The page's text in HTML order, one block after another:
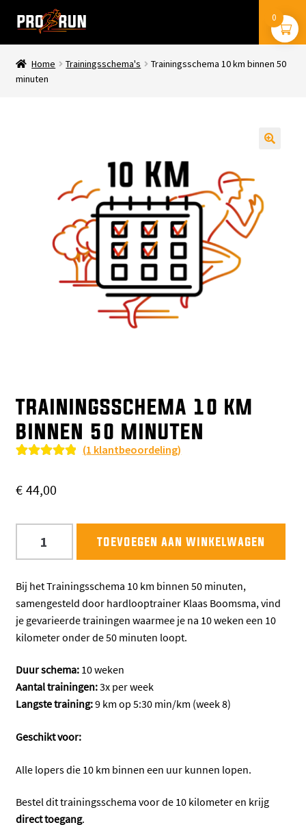
door
naar
navigatie
naar
de
inhoud
Menu
stryd
boeken
mijn account
Home Trainingsschema's
Trainingsschema 10 km binnen 50
minuten
TRAININGSSCHEMA 10 KM
BINNEN 50 MINUTEN
gebaseerd op
(1 klantbeoordeling)
€ 44,00
binnen
50
minuten
aantal
toevoegen aan winkelwagen
Bij het Trainingsschema 10 km binnen 50 minuten,
samengesteld door hardlooptrainer Klaas Boomsma, vind
je gevarieerde trainingen waarmee je na 10 weken een 10
kilometer onder de 50 minuten loopt.
Duur schema:10 weken
Aantal trainingen:3x per week
Langste training:9 km op 5:30 min/km (week 8)
Geschikt voor:
Alle lopers die 10 km binnen een uur kunnen lopen.
Bestel dit trainingsschema voor de 10 kilometer en krijg
direct toegang.
0